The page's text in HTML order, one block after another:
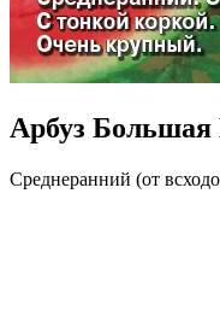
Арбуз Большая
Среднеранний (от
кора тонкая и прочная,